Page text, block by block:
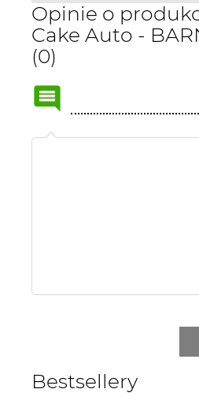
Opinie o
Cake Auto -
(0)
Bestsellery